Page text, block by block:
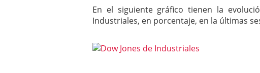
En el siguiente gráfico tienen la
Industriales, en porcentaje, en la últimas